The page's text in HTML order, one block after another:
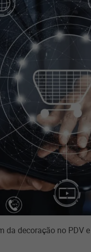
da decoração no PDV